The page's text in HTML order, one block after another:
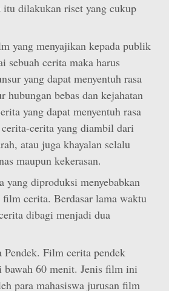
dilakukan riset yang cukup
yang menyajikan kepada publik
sebuah cerita maka harus
yang dapat menyentuh rasa
hubungan bebas dan kejahatan
yang dapat menyentuh rasa
cerita yang diambil dari
atau juga khayalan selalu
maupun kekerasan.
yang diproduksi menyebabkan
cerita. Berdasar lama waktu
dibagi menjadi dua
Film cerita pendek
bawah 60 menit. Jenis film ini
para mahasiswa jurusan film